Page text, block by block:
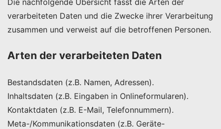
Die nachfolgende Übersicht fasst die Arten der
verarbeiteten Daten und die Zwecke ihrer Verarbeitung
zusammen und verweist auf die betroffenen Personen.
Arten der verarbeiteten Daten
Bestandsdaten (z.B. Namen, Adressen).
Inhaltsdaten (z.B. Eingaben in Onlineformularen).
Kontaktdaten (z.B. E-Mail, Telefonnummern).
Meta-/Kommunikationsdaten (z.B. Geräte-